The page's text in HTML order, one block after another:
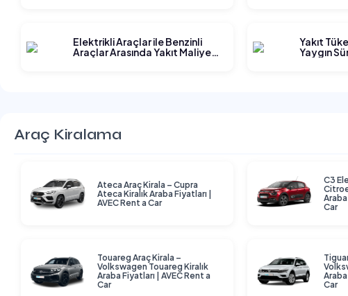
Elektrikli Araçlar ile Benzinli
Araçlar Arasında Yakıt Maliyeti
Yakıt
Yaygın
Araç Kiralama
Ateca Araç Kirala – Cupra
Ateca Kiralık Araba Fiyatları |
AVEC Rent a Car
C3
Araba
Car
Touareg Araç Kirala –
Volkswagen Touareg Kiralık
Araba Fiyatları | AVEC Rent a
Car
Araba
Car